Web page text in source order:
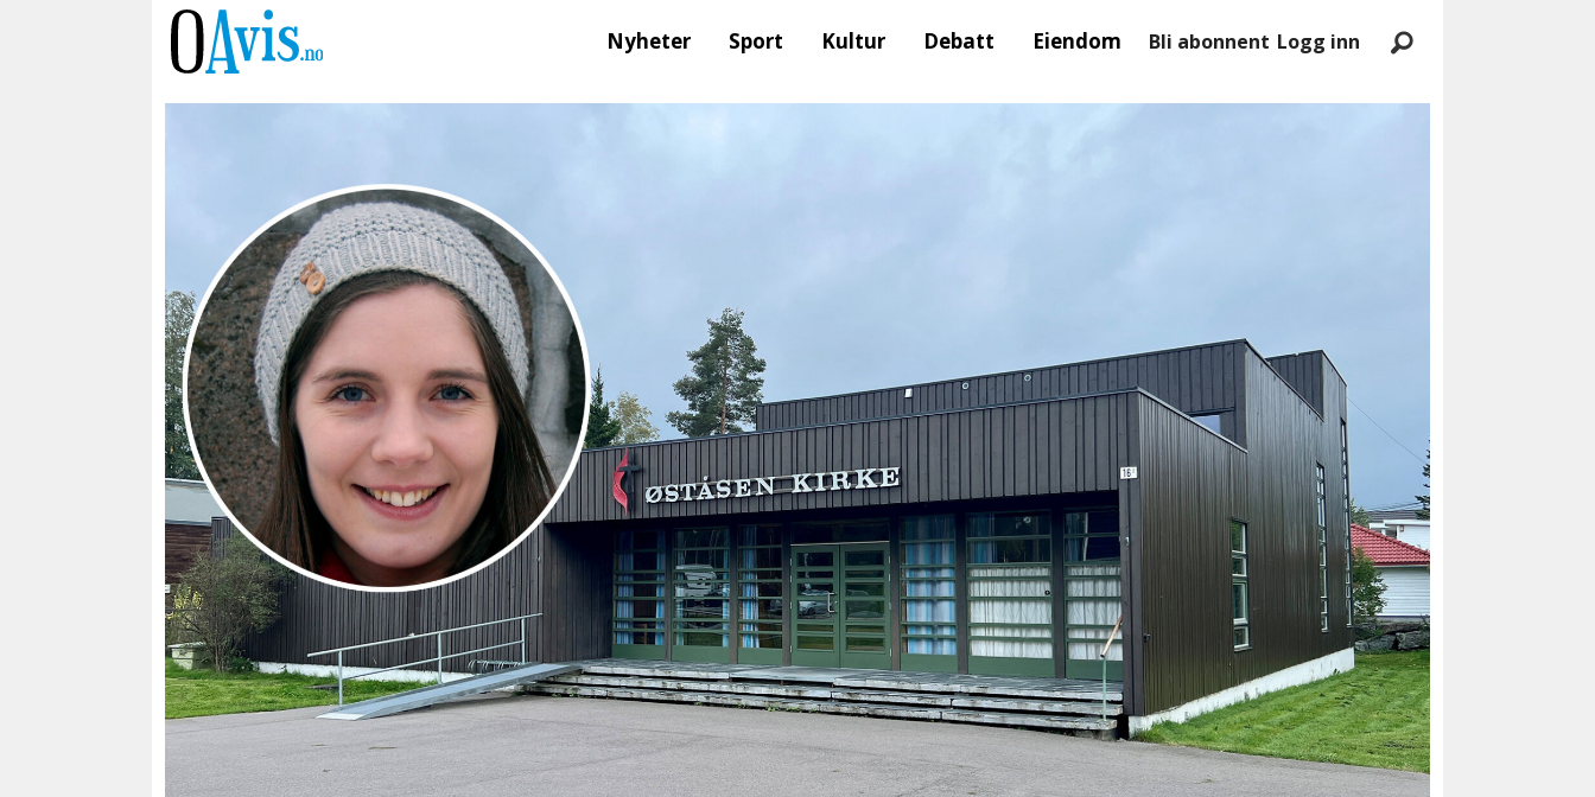
Nyheter Sport Kultur Debatt Eiendom Bli abonnent Logg inn